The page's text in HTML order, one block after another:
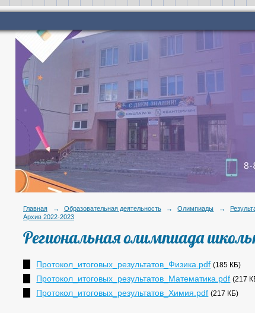
Главная → Образовательная деятельность → Олимпиады →
Архив 2022-2023
Региональная олимпиада
Протокол_итоговых_результатов_Физика.pdf (185 КБ)
Протокол_итоговых_результатов_Математика.pdf (217
Протокол_итоговых_результатов_Химия.pdf (217 КБ)